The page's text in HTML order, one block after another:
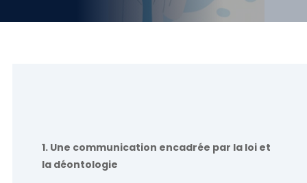
1. Une communication encadrée par la loi et
la déontologie